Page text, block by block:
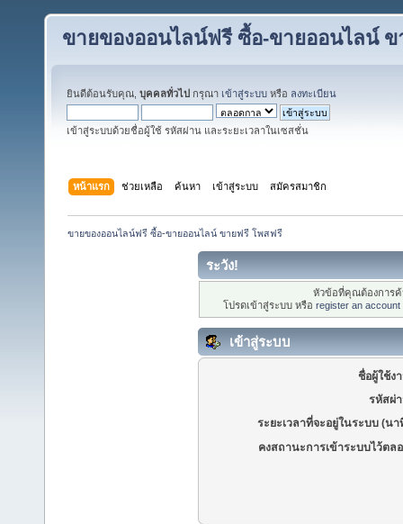
ขายของออนไลน์ฟรี ซื้อ-ขายออนไลน์
ยินดีต้อนรับคุณ, บุคคลทั่วไป กรุณา เข้าสู่ระบบ หรือ ลงทะเบียน
เข้าสู่ระบบด้วยชื่อผู้ใช้ รหัสผ่าน และระยะเวลาในเซสชั่น
หน้าแรก ช่วยเหลือ ค้นหา เข้าสู่ระบบ สมัครสมาชิก
ขายของออนไลน์ฟรี ซื้อ-ขายออนไลน์ ขายฟรี โพสฟรี
ระวัง!
หัวข้อที่คุณต้องการ
โปรดเข้าสู่ระบบ หรือ register an account
เข้าสู่ระบบ
ชื่อผู้ใช้ง
รหัสผ่
ระยะเวลาที่จะอยู่ในระบบ (นา
คงสถานะการเข้าระบบไว้ตล